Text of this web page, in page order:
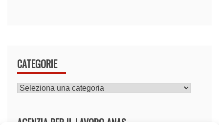
CATEGORIE
CATEGORIE